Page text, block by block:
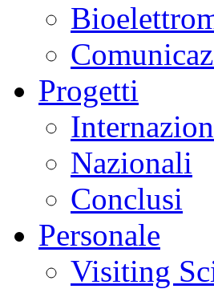
Progetti
Nazionali
Conclusi
Personale
Visiting